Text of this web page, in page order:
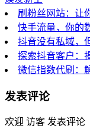
刷粉丝网站：让
快手流量，你的
抖音没有私域，
探索抖音客户：
微信指数代刷：
发表评论
欢迎 访客 发表评论